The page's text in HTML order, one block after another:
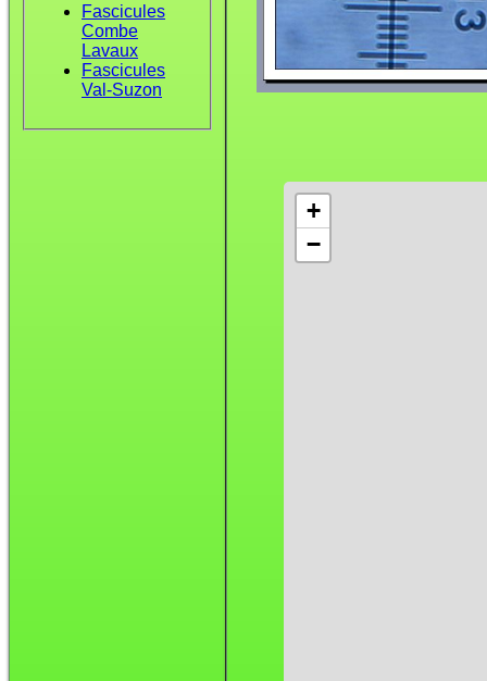
Fascicules
Combe
Lavaux
Fascicules
Val-Suzon
+
−